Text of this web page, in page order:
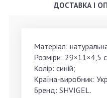
ДОСТАВКА І
Матеріал:
Розміри: 29×11×4,5
Колір: синій;
Країна-виробник:
Бренд: SHVIGEL.